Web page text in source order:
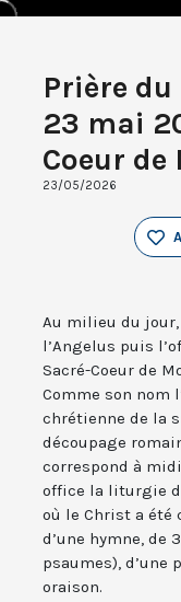
Prière
23 mai
Coeur
23/05/2026
Au milieu du jour,
l’Angelus puis
Sacré-Coeur de
Comme son nom
chrétienne de la
découpage
correspond à
office la liturgie
où le Christ a été
d’une hymne, de
psaumes), d’une
oraison.